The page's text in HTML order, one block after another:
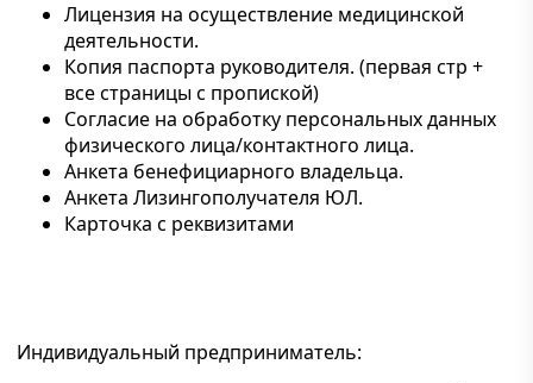
Лицензия на осуществление медицинской
деятельности.
Копия паспорта руководителя. (первая стр +
все страницы с пропиской)
Согласие на обработку персональных данных
физического лица/контактного лица.
Анкета бенефициарного владельца.
Анкета Лизингополучателя ЮЛ.
Карточка с реквизитами
Индивидуальный предприниматель: